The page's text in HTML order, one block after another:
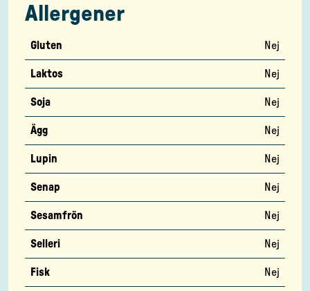
Allergener
Gluten Nej
Laktos Nej
Soja Nej
Ägg Nej
Lupin Nej
Senap Nej
Sesamfrön Nej
Selleri Nej
Fisk Nej